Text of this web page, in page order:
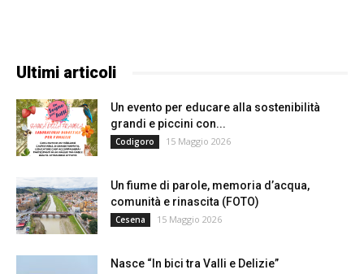
Ultimi articoli
Un evento per educare alla sostenibilità
grandi e piccini con...
Codigoro 15 Maggio 2026
Un fiume di parole, memoria d’acqua,
comunità e rinascita (FOTO)
Cesena 15 Maggio 2026
Nasce “In bici tra Valli e Delizie”